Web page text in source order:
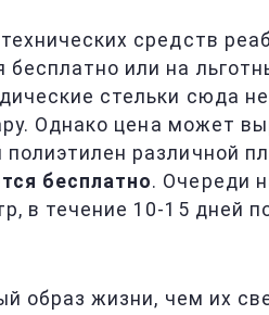
средств
или на
стельки сюда
Однако цена может
различной
бесплатно. Очереди
в течение 10-15 дней
образ жизни, чем их